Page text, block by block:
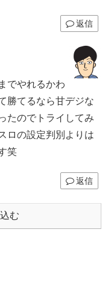
返信
でやれるかわ
勝てるなら甘デジな
たのでトライしてみ
ロの設定判別よりは
笑
返信
む